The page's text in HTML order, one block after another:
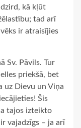
kā kļūt
tad arī
ir atraisījies
Sv. Pāvils. Tur
priekšā, bet
uz Dievu un Viņa
Šis
tajos izteikto
vajadzīgs – ja arī